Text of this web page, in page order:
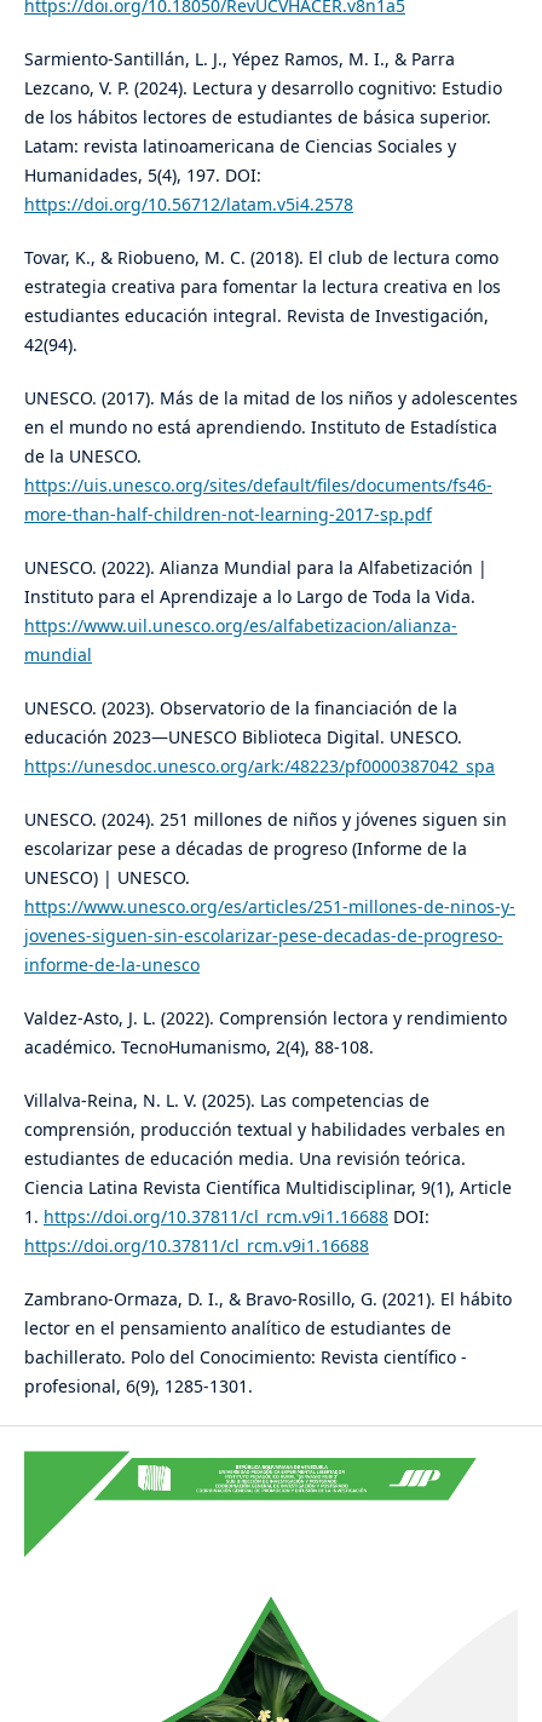
https://doi.org/10.18050/RevUCVHACER.v8n1a5
Sarmiento-Santillán, L. J., Yépez Ramos, M. I., & Parra
Lezcano, V. P. (2024). Lectura y desarrollo cognitivo: Estudio
de los hábitos lectores de estudiantes de básica superior.
Latam: revista latinoamericana de Ciencias Sociales y
Humanidades, 5(4), 197. DOI:
https://doi.org/10.56712/latam.v5i4.2578
Tovar, K., & Riobueno, M. C. (2018). El club de lectura como
estrategia creativa para fomentar la lectura creativa en los
estudiantes educación integral. Revista de Investigación,
42(94).
UNESCO. (2017). Más de la mitad de los niños y adolescentes
en el mundo no está aprendiendo. Instituto de Estadística
de la UNESCO.
https://uis.unesco.org/sites/default/files/documents/fs46-
more-than-half-children-not-learning-2017-sp.pdf
UNESCO. (2022). Alianza Mundial para la Alfabetización |
Instituto para el Aprendizaje a lo Largo de Toda la Vida.
https://www.uil.unesco.org/es/alfabetizacion/alianza-
mundial
UNESCO. (2023). Observatorio de la financiación de la
educación 2023—UNESCO Biblioteca Digital. UNESCO.
https://unesdoc.unesco.org/ark:/48223/pf0000387042_spa
UNESCO. (2024). 251 millones de niños y jóvenes siguen sin
escolarizar pese a décadas de progreso (Informe de la
UNESCO) | UNESCO.
https://www.unesco.org/es/articles/251-millones-de-ninos-y-
jovenes-siguen-sin-escolarizar-pese-decadas-de-progreso-
informe-de-la-unesco
Valdez-Asto, J. L. (2022). Comprensión lectora y rendimiento
académico. TecnoHumanismo, 2(4), 88-108.
Villalva-Reina, N. L. V. (2025). Las competencias de
comprensión, producción textual y habilidades verbales en
estudiantes de educación media. Una revisión teórica.
Ciencia Latina Revista Científica Multidisciplinar, 9(1), Article
1. https://doi.org/10.37811/cl_rcm.v9i1.16688DOI:
https://doi.org/10.37811/cl_rcm.v9i1.16688
Zambrano-Ormaza, D. I., & Bravo-Rosillo, G. (2021). El hábito
lector en el pensamiento analítico de estudiantes de
bachillerato. Polo del Conocimiento: Revista científico -
profesional, 6(9), 1285-1301.